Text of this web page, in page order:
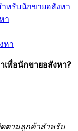
หรับนักขายอสังหา
า
หา
เพื่อนักขายอสังหา?
ตามลูกค้าสำหรับ